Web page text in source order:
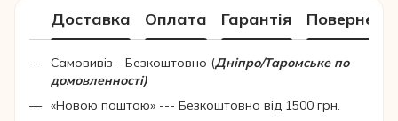
Доставка Оплата Гарантія
Самовивіз - Безкоштовно (Дніпро/Таромське по
домовленності)
«Новою поштою» --- Безкоштовно від 1500 грн.